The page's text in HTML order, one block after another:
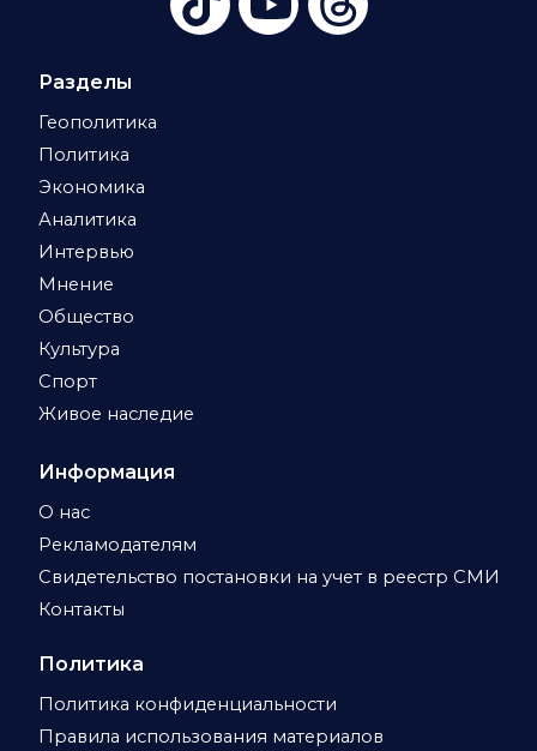
Разделы
Геополитика
Политика
Экономика
Аналитика
Интервью
Мнение
Общество
Культура
Спорт
Живое наследие
Информация
О нас
Рекламодателям
Свидетельство постановки на учет в реестр СМИ
Контакты
Политика
Политика конфиденциальности
Правила использования материалов